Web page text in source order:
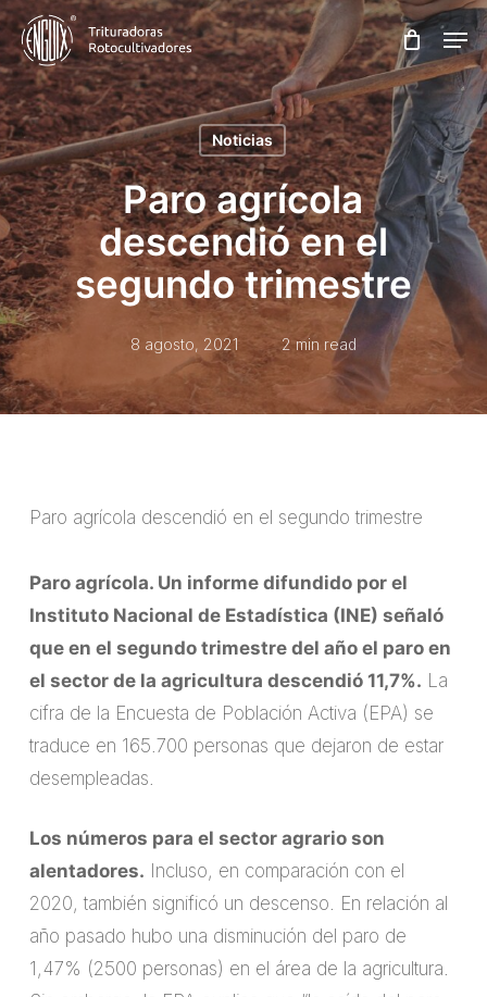
Skip
to
main
content
Noticias
Paro agrícola
descendió en el
segundo trimestre
8 agosto, 2021 2 min read
Paro agrícola descendió en el segundo trimestre
Paro agrícola. Un informe difundido por el
Instituto Nacional de Estadística (INE) señaló
que en el segundo trimestre del año el paro en
el sector de la agricultura descendió 11,7%. La
cifra de la Encuesta de Población Activa (EPA) se
traduce en 165.700 personas que dejaron de estar
desempleadas.
Los números para el sector agrario son
alentadores. Incluso, en comparación con el
2020, también significó un descenso. En relación al
año pasado hubo una disminución del paro de
1,47% (2500 personas) en el área de la agricultura.